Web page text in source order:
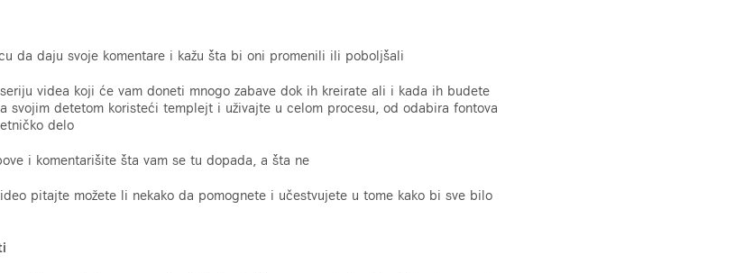
da daju svoje komentare i kažu šta bi oni promenili ili poboljšali
videa koji će vam doneti mnogo zabave dok ih kreirate ali i kada ih budete
svojim detetom koristeći templejt i uživajte u celom procesu, od odabira fontova
delo
i komentarišite šta vam se tu dopada, a šta ne
pitajte možete li nekako da pomognete i učestvujete u tome kako bi sve bilo